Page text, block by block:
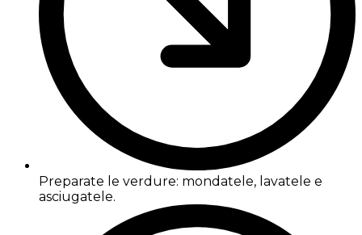
Preparate le verdure: mondatele, lavatele e
asciugatele.